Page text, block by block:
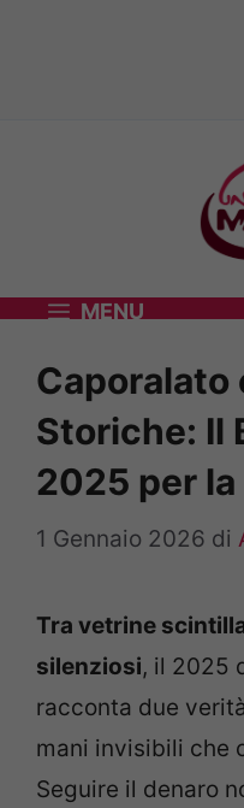
MENU
Caporalato
Storiche: Il
2025 per
1 Gennaio 2026 di
Tra vetrine
silenziosi, il 2025
racconta due
mani invisibili che
Seguire il denaro